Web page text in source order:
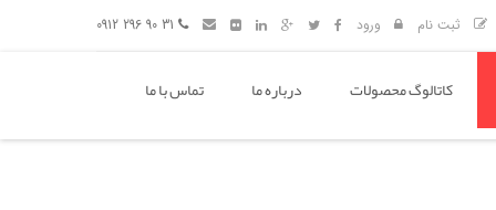
ثبت نام ورود
کاتالوگ محصولات درباره ما تماس با ما